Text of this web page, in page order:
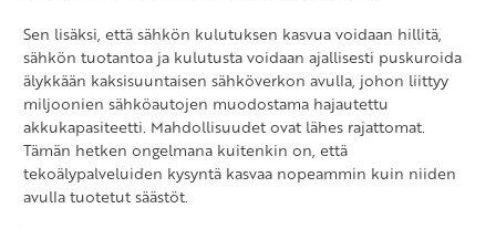
Sen lisäksi, että sähkön kulutuksen kasvua voidaan hillitä,
sähkön tuotantoa ja kulutusta voidaan ajallisesti puskuroida
älykkään kaksisuuntaisen sähköverkon avulla, johon liittyy
miljoonien sähköautojen muodostama hajautettu
akkukapasiteetti. Mahdollisuudet ovat lähes rajattomat.
Tämän hetken ongelmana kuitenkin on, että
tekoälypalveluiden kysyntä kasvaa nopeammin kuin niiden
avulla tuotetut säästöt.